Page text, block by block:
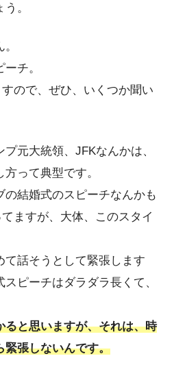
。
チ。
ので、ぜひ、いくつか聞い
元大統領、JFKなんかは、
って典型です。
の結婚式のスピーチなんかも
ますが、大体、このスタイ
て話そうとして緊張します
ピーチはダラダラ長くて、
ると思いますが、それは、時
緊張しないんです。